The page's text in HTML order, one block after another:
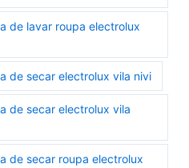
de lavar roupa electrolux
de secar electrolux vila nivi
de secar electrolux vila
de secar roupa electrolux